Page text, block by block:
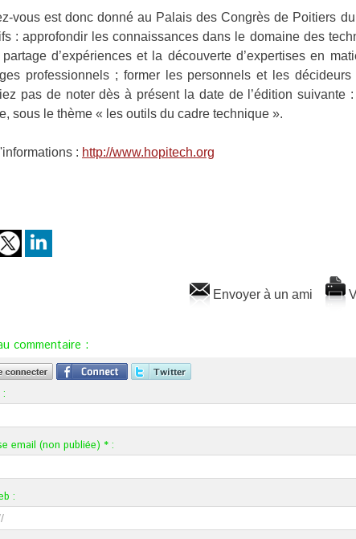
vous est donc donné au Palais des Congrès de Poitiers
: approfondir les connaissances dans le domaine des
d’expériences et la découverte d’expertises en
professionnels ; former les personnels et les
pas de noter dès à présent la date de l’édition
sous le thème « les outils du cadre technique ».
: http://www.hopitech.org
Envoyer à un ami
commentaire :
email (non publiée) * :
: